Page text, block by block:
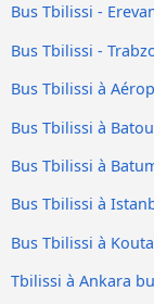
Bus Tbilissi -
Bus Tbilissi -
Bus Tbilissi à
Bus Tbilissi à
Bus Tbilissi à
Bus Tbilissi à
Bus Tbilissi à
Tbilissi à Ankara